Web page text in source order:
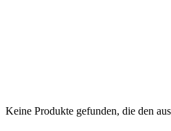
Keine Produkte gefunden, die den